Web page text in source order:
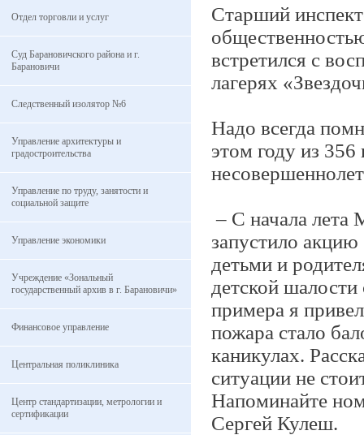
Отдел торговли и услуг
Суд Барановичского района и г.
Барановичи
Следственный изолятор №6
Управление архитектуры и
градостроительства
Управление по труду, занятости и
социальной защите
Управление экономики
Учреждение «Зональный
государственный архив в г. Барановичи»
Финансовое управление
Центральная поликлиника
Центр стандартизации, метрологии и
сертификации
Старший
встретился с
лагерях
Надо всегда
этом году из
– С начала лета
запустило
детьми и
детской шалости
примера я
пожара стало
каникулах.
ситуации не
Напоминайте
Сергей Кулеш.